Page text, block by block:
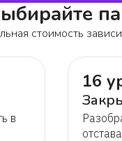
стоимость
в
16